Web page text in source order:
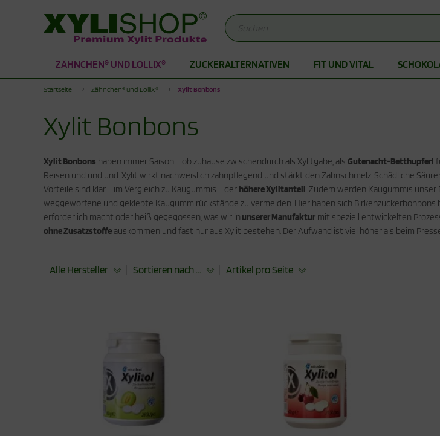
ZÄHNCHEN® UND LOLLIX® ZUCKERALTERNATIVEN FIT UND VITAL
Startseite Zähnchen® und LolliX® Xylit Bonbons
Xylit Bonbons
Xylit Bonbons haben immer Saison - ob zuhause zwischendurch als Xylitgabe, als Gutenacht-Betthupferl
Reisen und und und. Xylit wirkt nachweislich zahnpflegend und stärkt den Zahnschmelz. Schädliche
Vorteile sind klar - im Vergleich zu Kaugummis - der höhere Xylitanteil. Zudem werden Kaugummis
weggeworfene und geklebte Kaugummirückstände zu vermeiden. Hier haben sich Birkenzuckerbonbons
erforderlich macht oder heiß gegegossen, was wir in unserer Manufaktur mit speziell entwickelten
ohne Zusatzstoffe auskommen und fast nur aus Xylit bestehen. Der Aufwand ist viel höher als beim
Alle Hersteller Sortieren nach ... Artikel pro Seite
mit Xylit
für die Stoffwechselkur
Zahnpasta
für Kinder